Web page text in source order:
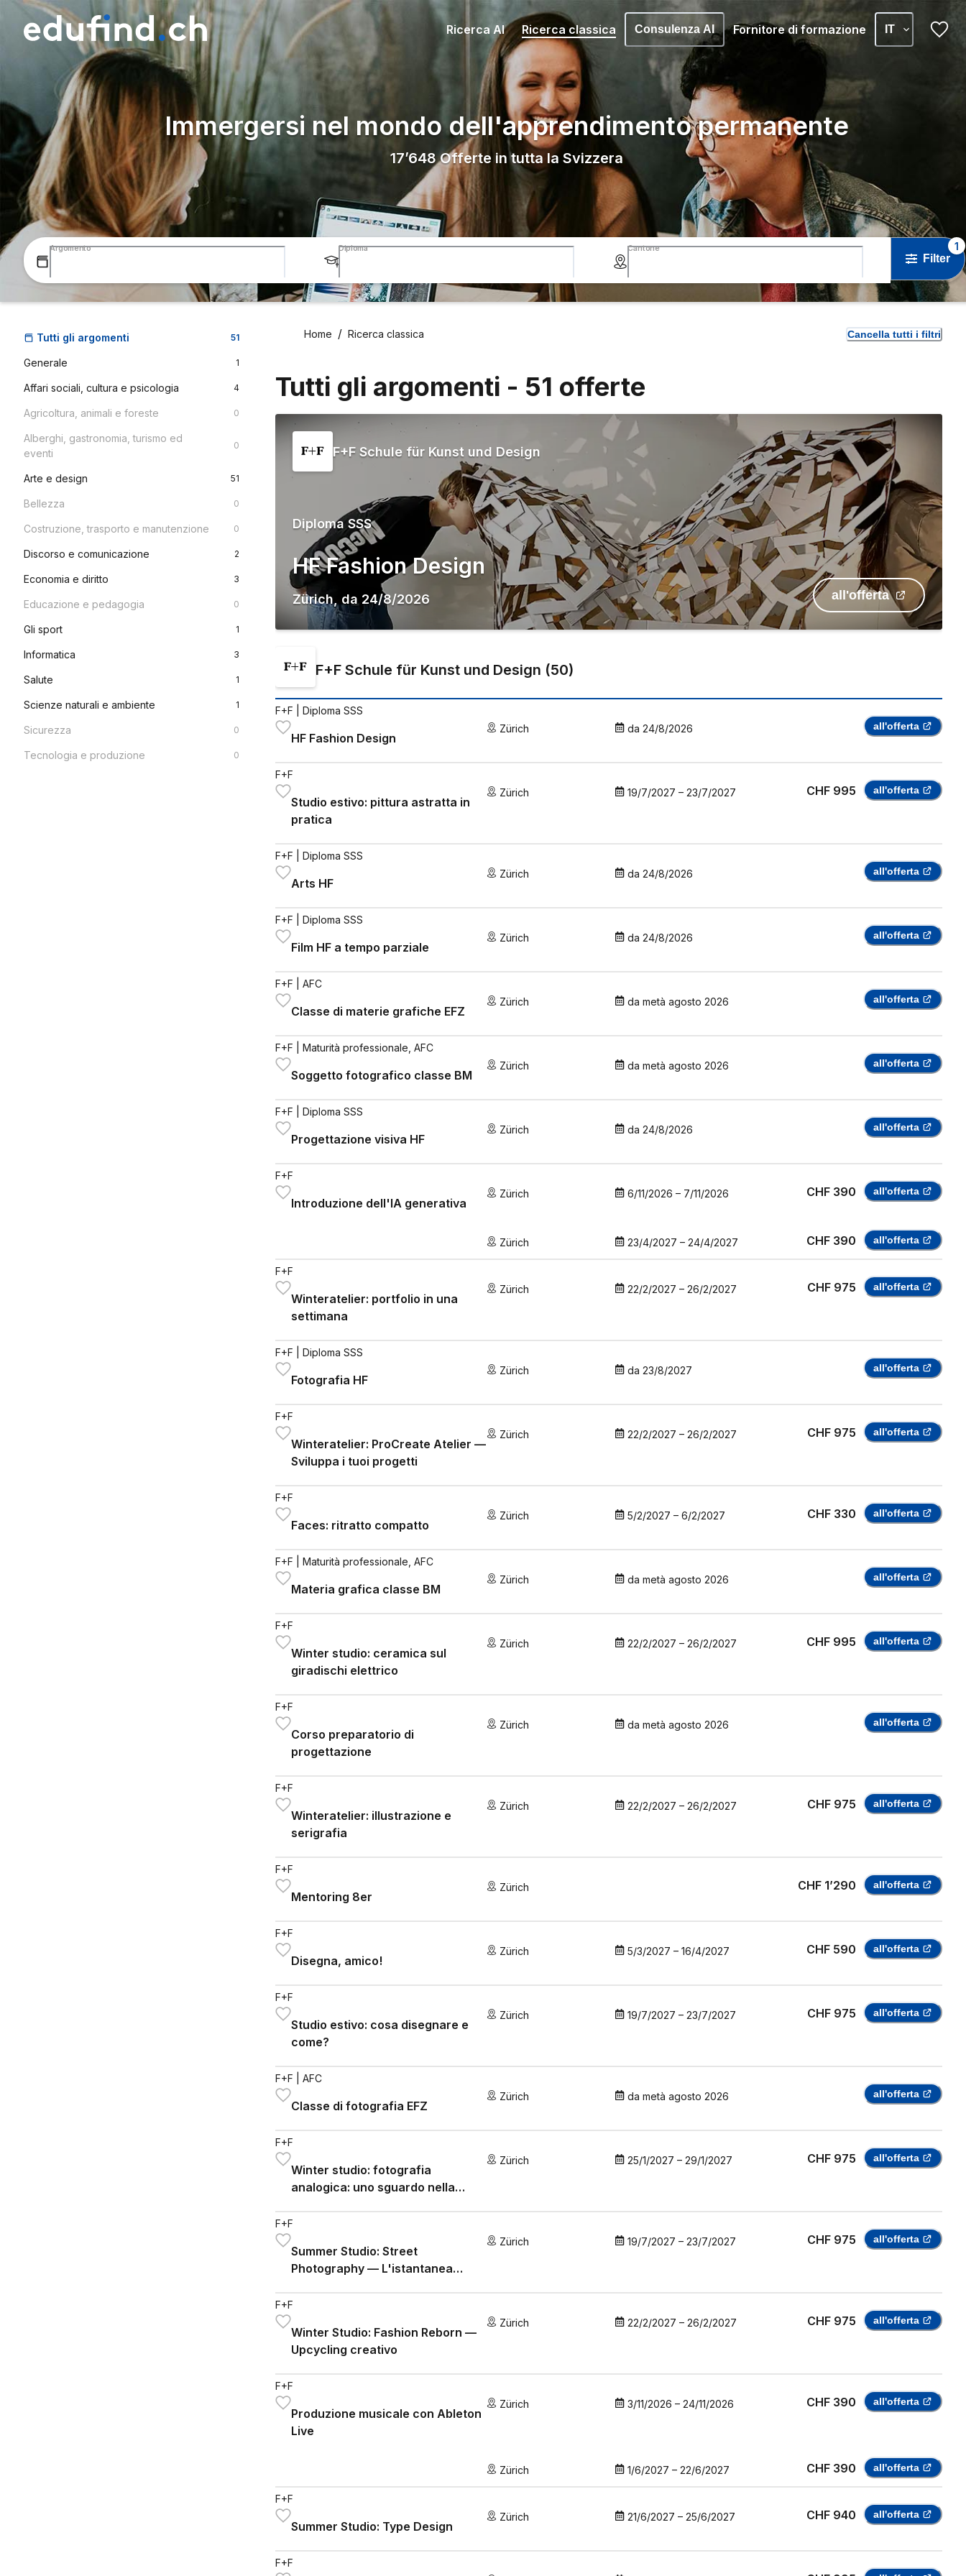
Ricerca AI Ricerca classica Consulenza AI Fornitore di formazione IT
Immergersi nel mondo dell'apprendimento permanente
17’648 Offerte in tutta la Svizzera
Argomento Diploma Cantone
Filter
1
Tutti gli argomenti 51
Generale 1
Affari sociali, cultura e psicologia 4
Agricoltura, animali e foreste 0
Alberghi, gastronomia, turismo ed
eventi
0
Arte e design 51
Bellezza 0
Costruzione, trasporto e manutenzione 0
Discorso e comunicazione 2
Economia e diritto 3
Educazione e pedagogia 0
Gli sport 1
Informatica 3
Salute 1
Scienze naturali e ambiente 1
Sicurezza 0
Tecnologia e produzione 0
Home Ricerca classica Cancella tutti i filtri
Tutti gli argomenti - 51 offerte
F+F Schule für Kunst und Design
Diploma SSS
HF Fashion Design
Zürich da 24/8/2026 all'offerta
F+F Schule für Kunst und Design (50)
F+F | Diploma SSS
HF Fashion Design
Zürich da 24/8/2026 all'offerta
F+F
Studio estivo: pittura astratta in
pratica
Zürich 19/7/2027 – 23/7/2027 CHF 995 all'offerta
F+F | Diploma SSS
Arts HF
Zürich da 24/8/2026 all'offerta
F+F | Diploma SSS
Film HF a tempo parziale
Zürich da 24/8/2026 all'offerta
F+F | AFC
Classe di materie grafiche EFZ
Zürich da metà agosto 2026 all'offerta
F+F | Maturità professionale, AFC
Soggetto fotografico classe BM
Zürich da metà agosto 2026 all'offerta
F+F | Diploma SSS
Progettazione visiva HF
Zürich da 24/8/2026 all'offerta
F+F
Introduzione dell'IA generativa
Zürich 6/11/2026 – 7/11/2026 CHF 390 all'offerta
Zürich 23/4/2027 – 24/4/2027 CHF 390 all'offerta
F+F
Winteratelier: portfolio in una
settimana
Zürich 22/2/2027 – 26/2/2027 CHF 975 all'offerta
F+F | Diploma SSS
Fotografia HF
Zürich da 23/8/2027 all'offerta
F+F
Winteratelier: ProCreate Atelier —
Sviluppa i tuoi progetti
Zürich 22/2/2027 – 26/2/2027 CHF 975 all'offerta
F+F
Faces: ritratto compatto
Zürich 5/2/2027 – 6/2/2027 CHF 330 all'offerta
F+F | Maturità professionale, AFC
Materia grafica classe BM
Zürich da metà agosto 2026 all'offerta
F+F
Winter studio: ceramica sul
giradischi elettrico
Zürich 22/2/2027 – 26/2/2027 CHF 995 all'offerta
F+F
Corso preparatorio di
progettazione
Zürich da metà agosto 2026 all'offerta
F+F
Winteratelier: illustrazione e
serigrafia
Zürich 22/2/2027 – 26/2/2027 CHF 975 all'offerta
F+F
Mentoring 8er
Zürich CHF 1’290 all'offerta
F+F
Disegna, amico!
Zürich 5/3/2027 – 16/4/2027 CHF 590 all'offerta
F+F
Studio estivo: cosa disegnare e
come?
Zürich 19/7/2027 – 23/7/2027 CHF 975 all'offerta
F+F | AFC
Classe di fotografia EFZ
Zürich da metà agosto 2026 all'offerta
F+F
Winter studio: fotografia
analogica: uno sguardo nella
Zürich 25/1/2027 – 29/1/2027 CHF 975 all'offerta
F+F
Summer Studio: Street
Photography — L'istantanea
Zürich 19/7/2027 – 23/7/2027 CHF 975 all'offerta
F+F
Winter Studio: Fashion Reborn —
Upcycling creativo
Zürich 22/2/2027 – 26/2/2027 CHF 975 all'offerta
F+F
Produzione musicale con Ableton
Live
Zürich 3/11/2026 – 24/11/2026 CHF 390 all'offerta
Zürich 1/6/2027 – 22/6/2027 CHF 390 all'offerta
F+F
Summer Studio: Type Design
Zürich 21/6/2027 – 25/6/2027 CHF 940 all'offerta
F+F